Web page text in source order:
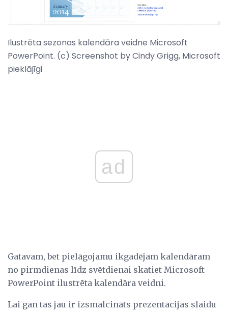
Ilustrēta sezonas kalendāra veidne Microsoft
PowerPoint. (c) Screenshot by Cindy Grigg, Microsoft
pieklājīgi
ad
Gatavam, bet pielāgojamu ikgadējam kalendāram
no pirmdienas līdz svētdienai skatiet Microsoft
PowerPoint ilustrēta kalendāra veidni.
Lai gan tas jau ir izsmalcināts prezentācijas slaidu